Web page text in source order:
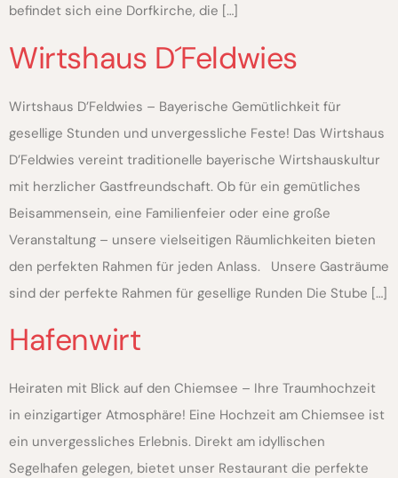
befindet sich eine Dorfkirche, die […]
Wirtshaus D´Feldwies
Wirtshaus D’Feldwies – Bayerische Gemütlichkeit für
gesellige Stunden und unvergessliche Feste! Das Wirtshaus
D’Feldwies vereint traditionelle bayerische Wirtshauskultur
mit herzlicher Gastfreundschaft. Ob für ein gemütliches
Beisammensein, eine Familienfeier oder eine große
Veranstaltung – unsere vielseitigen Räumlichkeiten bieten
den perfekten Rahmen für jeden Anlass. Unsere Gasträume
sind der perfekte Rahmen für gesellige Runden Die Stube […]
Hafenwirt
Heiraten mit Blick auf den Chiemsee – Ihre Traumhochzeit
in einzigartiger Atmosphäre! Eine Hochzeit am Chiemsee ist
ein unvergessliches Erlebnis. Direkt am idyllischen
Segelhafen gelegen, bietet unser Restaurant die perfekte